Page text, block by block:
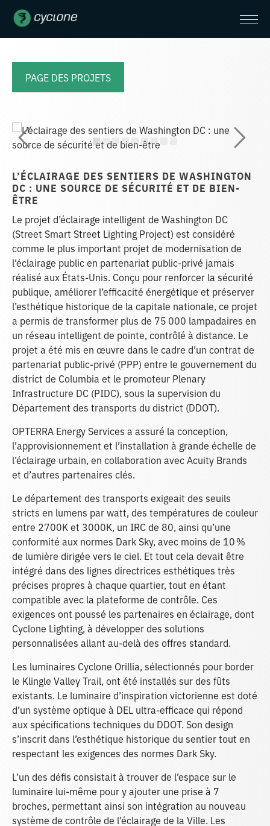
PAGE DES PROJETS
L’ÉCLAIRAGE DES SENTIERS DE WASHINGTON
DC : UNE SOURCE DE SÉCURITÉ ET DE BIEN-
ÊTRE
Le projet d’éclairage intelligent de Washington DC
(Street Smart Street Lighting Project) est considéré
comme le plus important projet de modernisation de
l’éclairage public en partenariat public-privé jamais
réalisé aux États-Unis. Conçu pour renforcer la sécurité
publique, améliorer l’efficacité énergétique et préserver
l’esthétique historique de la capitale nationale, ce projet
a permis de transformer plus de 75 000 lampadaires en
un réseau intelligent de pointe, contrôlé à distance. Le
projet a été mis en œuvre dans le cadre d’un contrat de
partenariat public-privé (PPP) entre le gouvernement du
district de Columbia et le promoteur Plenary
Infrastructure DC (PIDC), sous la supervision du
Département des transports du district (DDOT).
OPTERRA Energy Services a assuré la conception,
l’approvisionnement et l’installation à grande échelle de
l’éclairage urbain, en collaboration avec Acuity Brands
et d’autres partenaires clés.
Le département des transports exigeait des seuils
stricts en lumens par watt, des températures de couleur
entre 2700K et 3000K, un IRC de 80, ainsi qu’une
conformité aux normes Dark Sky, avec moins de 10 %
de lumière dirigée vers le ciel. Et tout cela devait être
intégré dans des lignes directrices esthétiques très
précises propres à chaque quartier, tout en étant
compatible avec la plateforme de contrôle. Ces
exigences ont poussé les partenaires en éclairage, dont
Cyclone Lighting, à développer des solutions
personnalisées allant au-delà des offres standard.
Les luminaires Cyclone Orillia, sélectionnés pour border
le Klingle Valley Trail, ont été installés sur des fûts
existants. Le luminaire d’inspiration victorienne est doté
d’un système optique à DEL ultra-efficace qui répond
aux spécifications techniques du DDOT. Son design
s’inscrit dans l’esthétique historique du sentier tout en
respectant les exigences des normes Dark Sky.
L’un des défis consistait à trouver de l’espace sur le
luminaire lui-même pour y ajouter une prise à 7
broches, permettant ainsi son intégration au nouveau
système de contrôle de l’éclairage de la Ville. Les